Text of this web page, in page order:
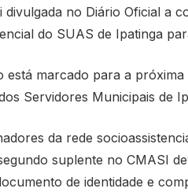
divulgada no Diário Oficial a
do SUAS de Ipatinga
está marcado para a
Servidores Municipais de
da rede
suplente no CMASI
de identidade e